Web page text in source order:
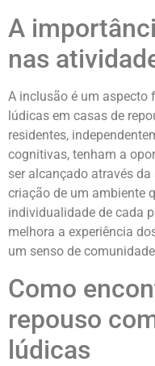
A
nas
A inclusão é um
lúdicas em casas de
residentes,
cognitivas, tenham a
ser alcançado através
criação de um ambiente
individualidade de cada
melhora a experiência
um senso de
Como
repouso
lúdicas